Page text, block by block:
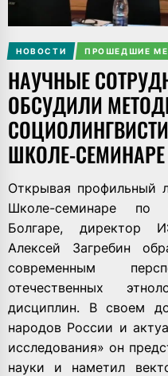
НОВОСТИ ПРОШЕДШИЕ
НАУЧНЫЕ
ОБСУДИЛИ
ШКОЛЕ-СЕМИНАРЕ
Открывая профильный
Школе-семинаре по
Болгаре, директор
Алексей Загребин
современным
отечественных
дисциплин. В своем
народов России и
исследования»он
науки и наметил